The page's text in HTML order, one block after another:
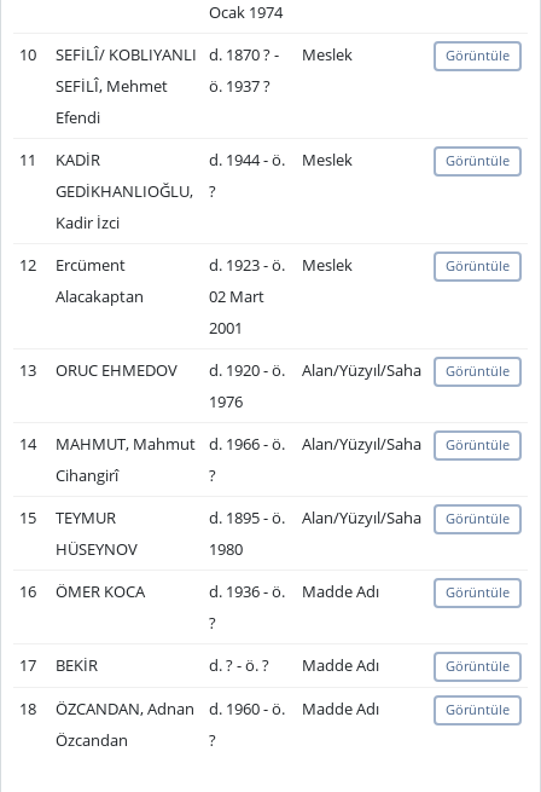
Ocak 1974
10
SEFİLÎ/ KOBLIYANLI
SEFİLÎ, Mehmet
Efendi
d. 1870 ? -
ö. 1937 ?
Meslek Görüntüle
11
KADİR
GEDİKHANLIOĞLU,
Kadir İzci
d. 1944 - ö.
?
Meslek Görüntüle
12
Ercüment
Alacakaptan
d. 1923 - ö.
02 Mart
2001
Meslek Görüntüle
13 ORUC EHMEDOV
d. 1920 - ö.
1976
Alan/Yüzyıl/Saha Görüntüle
14
MAHMUT, Mahmut
Cihangirî
d. 1966 - ö.
?
Alan/Yüzyıl/Saha Görüntüle
15
TEYMUR
HÜSEYNOV
d. 1895 - ö.
1980
Alan/Yüzyıl/Saha Görüntüle
16 ÖMER KOCA
d. 1936 - ö.
?
Madde Adı Görüntüle
17 BEKİR d. ? - ö. ? Madde Adı Görüntüle
18
ÖZCANDAN, Adnan
Özcandan
d. 1960 - ö.
?
Madde Adı Görüntüle